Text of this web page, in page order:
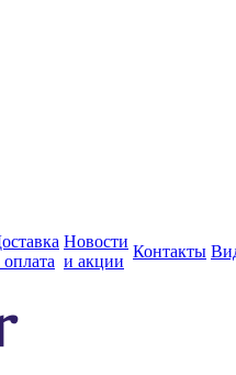
Новости
и акции
Контакты